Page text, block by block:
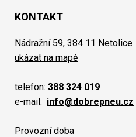
KONTAKT
Nádražní 59, 384 11 Netolice
ukázat na mapě
telefon: 388 324 019
e-mail: info@dobrepneu.cz
Provozní doba